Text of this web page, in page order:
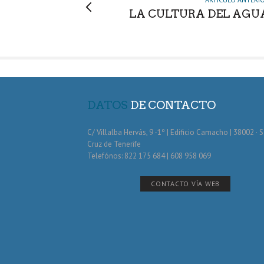
LA CULTURA DEL
DATOS DE CONTACTO
C/ Villalba Hervás, 9 -1º | Edificio Camacho | 38002 ·
Cruz de Tenerife
Telefónos: 822 175 684 | 608 958 069
CONTACTO VÍA WEB